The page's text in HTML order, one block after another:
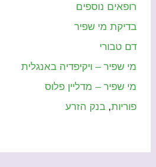
רופאים נוספים
בדיקת מי שפיר
דם טבורי
מי שפיר – ויקיפדיה באנגלית
מי שפיר – מדליין פלוס
פוריות,בנק הזרע